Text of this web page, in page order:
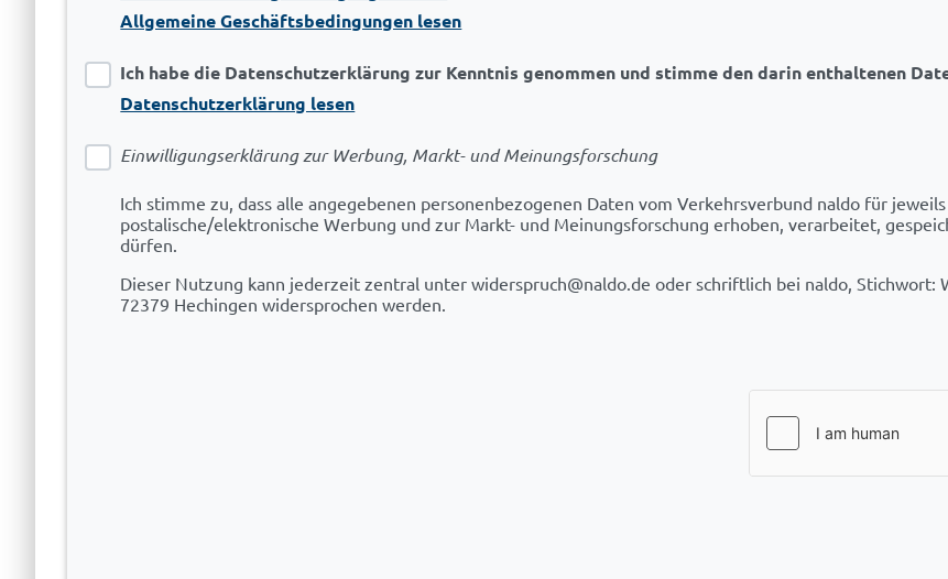
Allgemeine Geschäftsbedingungen lesen
Ich habe die Datenschutzerklärung zur Kenntnis genommen und stimme den darin enthaltenen
Datenschutzerklärung lesen
Einwilligungserklärung zur Werbung, Markt- und Meinungsforschung
Ich stimme zu, dass alle angegebenen personenbezogenen Daten vom Verkehrsverbund naldo für
postalische/elektronische Werbung und zur Markt- und Meinungsforschung erhoben, verarbeitet,
dürfen.
Dieser Nutzung kann jederzeit zentral unter widerspruch@naldo.de oder schriftlich bei naldo, Stichwort:
72379 Hechingen widersprochen werden.